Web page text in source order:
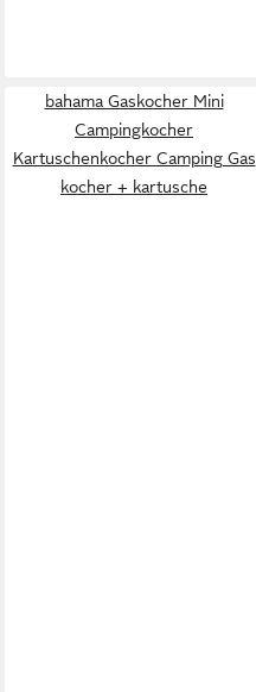
bahama Gaskocher Mini
Campingkocher
Kartuschenkocher Camping Gas
kocher + kartusche